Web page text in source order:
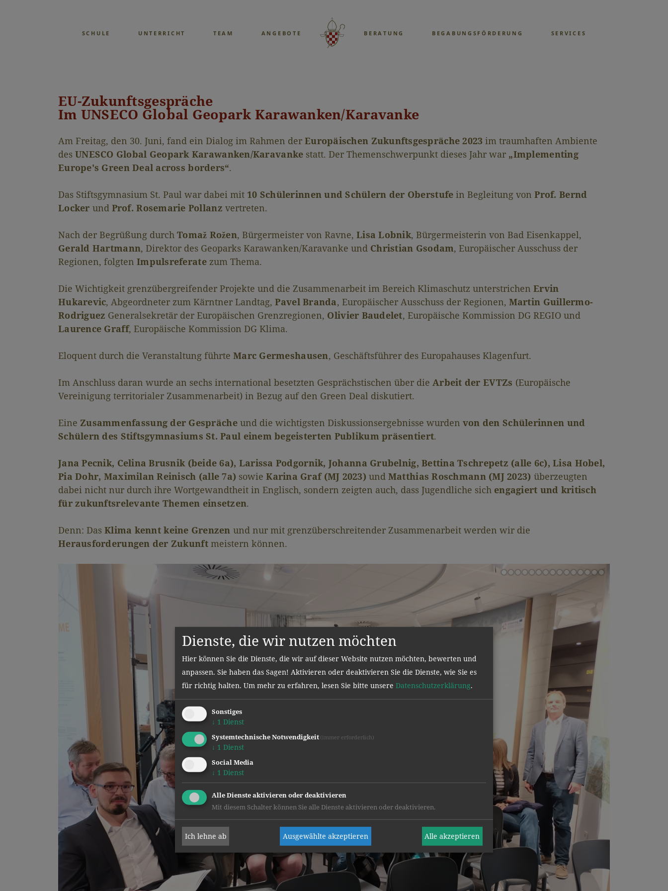
SCHULE UNTERRICHT TEAM ANGEBOTE BERATUNG BEGABUNGSFÖRDERUNG SERVICES
EU-Zukunftsgespräche
Im UNSECO Global Geopark Karawanken/Karavanke
Am Freitag, den 30. Juni, fand ein Dialog im Rahmen der Europäischen Zukunftsgespräche 2023 im traumhaften Ambiente
des UNESCO Global Geopark Karawanken/Karavanke statt. Der Themenschwerpunkt dieses Jahr war „Implementing
Europe's Green Deal across borders“.
Das Stiftsgymnasium St. Paul war dabei mit 10 Schülerinnen und Schülern der Oberstufe in Begleitung vonProf. Bernd
Locker und Prof. Rosemarie Pollanz vertreten.
Nach der Begrüßung durch Tomaž Rožen, Bürgermeister von Ravne, Lisa Lobnik, Bürgermeisterin von Bad Eisenkappel,
Gerald Hartmann, Direktor des Geoparks Karawanken/Karavanke und Christian Gsodam, Europäischer Ausschuss der
Regionen, folgten Impulsreferatezum Thema.
Die Wichtigkeit grenzübergreifender Projekte und die Zusammenarbeit im Bereich Klimaschutz unterstrichen Ervin
Hukarevic, Abgeordneter zum Kärntner Landtag,Pavel Branda, Europäischer Ausschuss der Regionen, Martin Guillermo-
Rodriguez Generalsekretär der Europäischen Grenzregionen, Olivier Baudelet, Europäische Kommission DG REGIO und
Laurence Graff, Europäische Kommission DG Klima.
Eloquent durch die Veranstaltung führte Marc Germeshausen, Geschäftsführer des Europahauses Klagenfurt.
Im Anschluss daran wurde an sechs international besetzten Gesprächstischen über die Arbeit der EVTZs (Europäische
Vereinigung territorialer Zusammenarbeit) in Bezug auf den Green Deal diskutiert.
Eine Zusammenfassung der Gesprächeund die wichtigsten Diskussionsergebnisse wurden von den Schülerinnen und
Schülern des Stiftsgymnasiums St. Paul einem begeisterten Publikum präsentiert.
Jana Pecnik, Celina Brusnik (beide 6a), Larissa Podgornik, Johanna Grubelnig, Bettina Tschrepetz (alle 6c), Lisa Hobel,
Pia Dohr, Maximilan Reinisch (alle 7a) sowieKarina Graf (MJ 2023) und Matthias Roschmann (MJ 2023) überzeugten
dabei nicht nur durch ihre Wortgewandtheit in Englisch, sondern zeigten auch, dass Jugendliche sich engagiert und kritisch
für zukunftsrelevante Themen einsetzen.
Denn: Das Klima kennt keine Grenzen und nur mit grenzüberschreitender Zusammenarbeit werden wir die
Herausforderungen der Zukunftmeistern können.
Dienste, die wir nutzen möchten
Hier können Sie die Dienste, die wir auf dieser Website nutzen möchten, bewerten und
anpassen. Sie haben das Sagen! Aktivieren oder deaktivieren Sie die Dienste, wie Sie es
für richtig halten. Um mehr zu erfahren, lesen Sie bitte unsere Datenschutzerklärung.
Sonstiges
↓ 1 Dienst
Systemtechnische Notwendigkeit (immer erforderlich)
↓ 1 Dienst
Social Media
↓ 1 Dienst
Alle Dienste aktivieren oder deaktivieren
Mit diesem Schalter können Sie alle Dienste aktivieren oder deaktivieren.
Ich lehne ab Ausgewählte akzeptieren Alle akzeptieren